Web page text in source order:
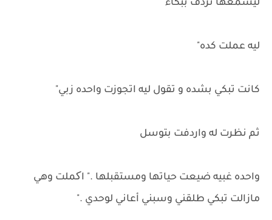
ليسمعها تردف ببكاء
ليه عملت كده"
كانت تبكي بشده و تقول ليه اتجوزت واحده زبي"
ثم نظرت له واردفت بتوسل
واحده غبيه ضيعت حياتها ومستقبلها ." اکملت وهي
مازالت تبكي طلقني وسبني أعاني لوحدي ."